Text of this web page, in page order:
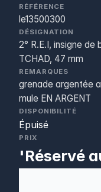
RÉFÉRENCE
le13500300
DÉSIGNATION
2° R.E.I, insigne
TCHAD, 47 mm
REMARQUES
grenade argentée
mule EN ARGENT
DISPONIBILITÉ
Épuisé
PRIX
'Réservé